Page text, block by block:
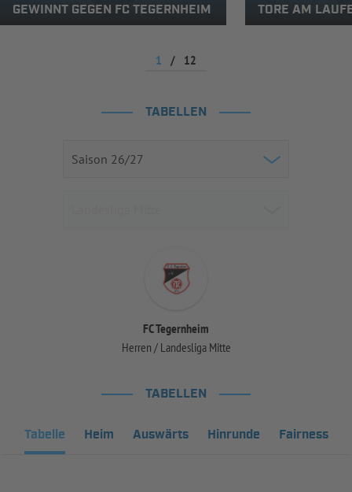
GEWINNT GEGEN FC TEGERNHEIM
ORE AM
1 / 12
TABELLEN
FC Tegernheim
Herren / Landesliga Mitte
TABELLEN
Tabelle Heim Auswärts Hinrunde Fairness